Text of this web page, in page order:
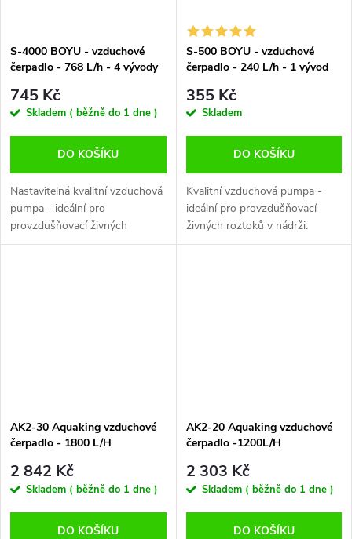
S-4000 BOYU - vzduchové
čerpadlo - 768 L/h - 4 vývody
745 Kč
Skladem ( běžně do 1 dne )
DO KOŠÍKU
Nastavitelná kvalitní vzduchová
pumpa - ideální pro
provzdušňovací živných
roztoků v nádrži. Sortiment
S-500 BOYU - vzduchové
čerpadlo - 240 L/h - 1 vývod
355 Kč
Skladem
DO KOŠÍKU
Kvalitní vzduchová pumpa -
ideální pro provzdušňovací
živných roztoků v nádrži.
Pumpy Boyu jsou super tiché a
AK2-30 Aquaking vzduchové
čerpadlo - 1800 L/H
2 842 Kč
Skladem ( běžně do 1 dne )
DO KOŠÍKU
AK2-20 Aquaking vzduchové
čerpadlo -1200L/H
2 303 Kč
Skladem ( běžně do 1 dne )
DO KOŠÍKU